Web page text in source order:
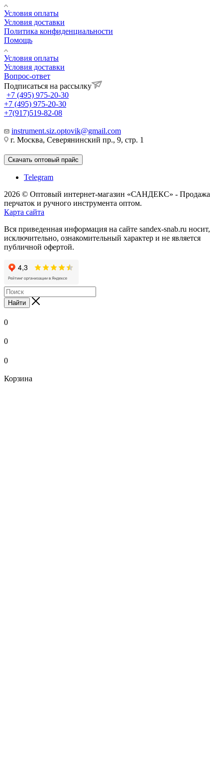
Условия оплаты
Условия доставки
Политика конфиденциальности
Помощь
Условия оплаты
Условия доставки
Вопрос-ответ
Подписаться на рассылку
+7 (495) 975-20-30
+7 (495) 975-20-30
+7(917)519-82-08
instrument.siz.optovik@gmail.com
г. Москва, Северянинский пр., 9, стр. 1
Скачать оптовый прайс
Telegram
2026 © Оптовый интернет-магазин «САНДЕКС» - Продажа
перчаток и ручного инструмента оптом.
Карта сайта
Вся приведенная информация на сайте sandex-snab.ru носит,
исключительно, ознакомительный характер и не является
публичной офертой.
Найти
0
0
0
Корзина